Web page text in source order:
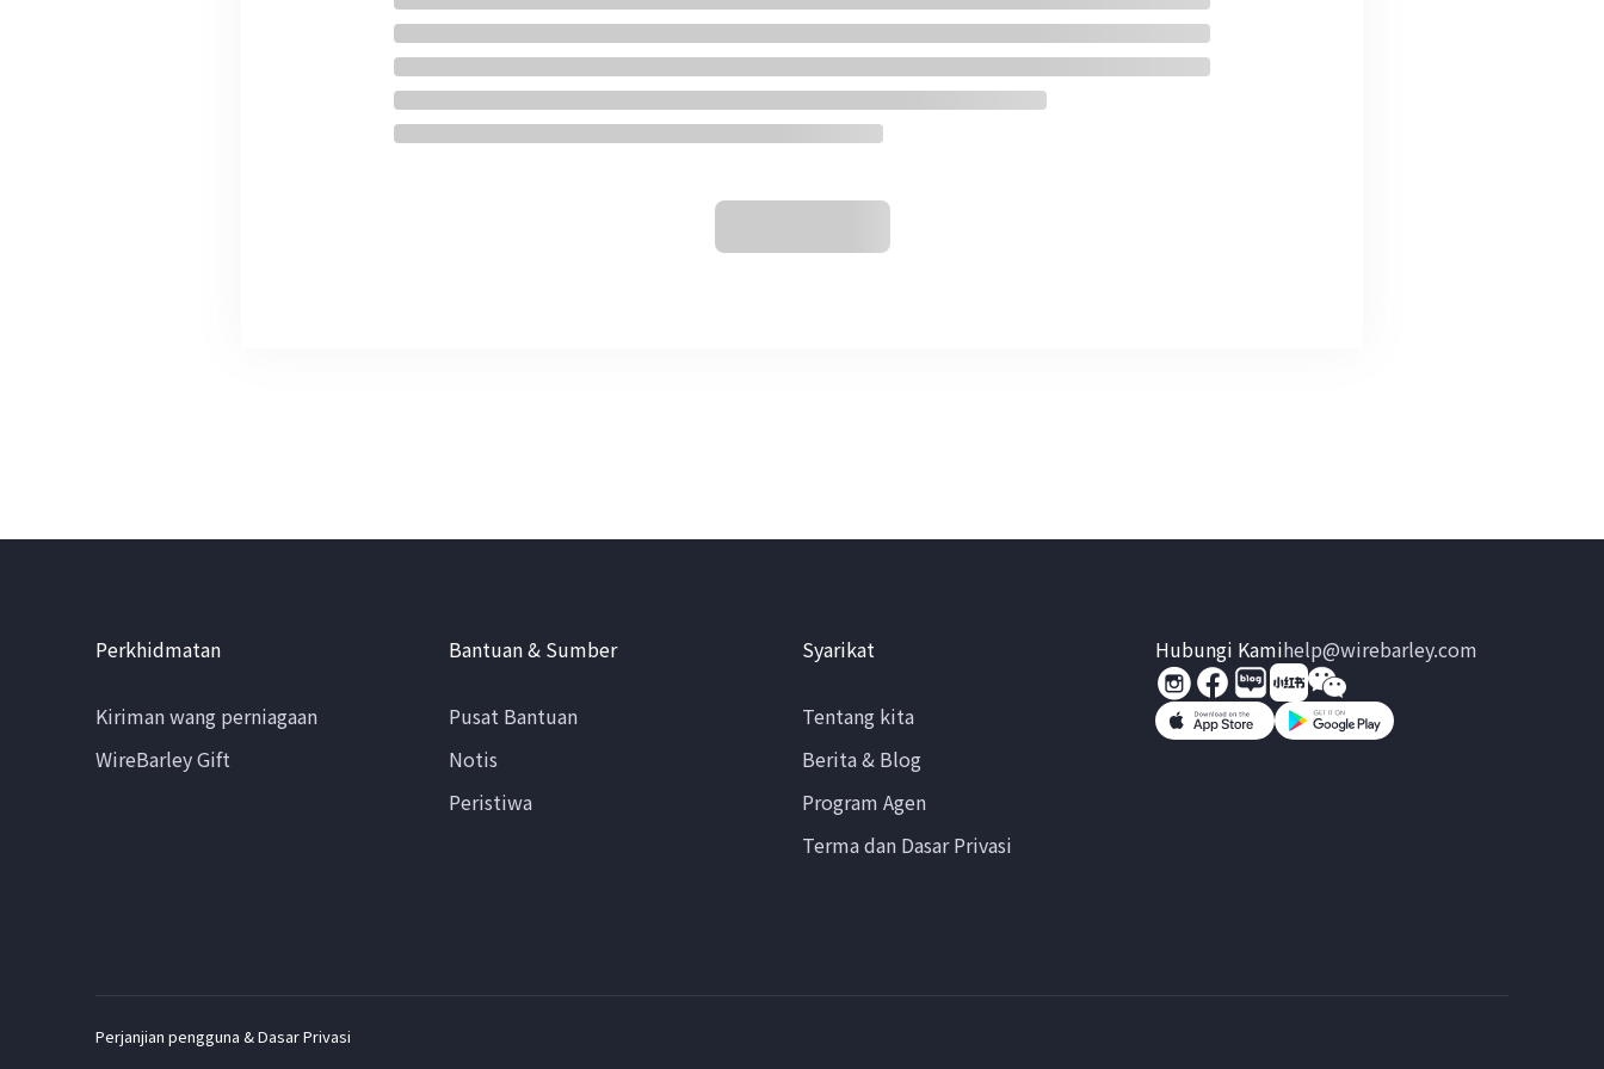
Perkhidmatan
Kiriman wang perniagaan
WireBarley Gift
Bantuan & Sumber
Pusat Bantuan
Notis
Peristiwa
Syarikat
Tentang kita
Berita & Blog
Program Agen
Terma dan Dasar Privasi
Hubungi Kamihelp@wirebarley.com
Perjanjian pengguna & Dasar Privasi